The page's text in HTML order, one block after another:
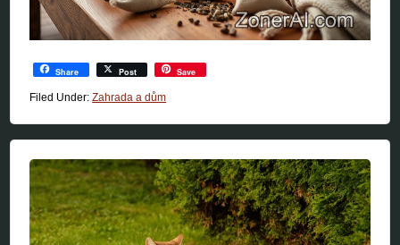
Share Post Save
Filed Under:Zahrada a dům